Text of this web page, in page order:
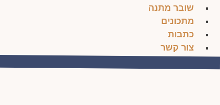
שובר מתנה
מתכונים
כתבות
צור קשר